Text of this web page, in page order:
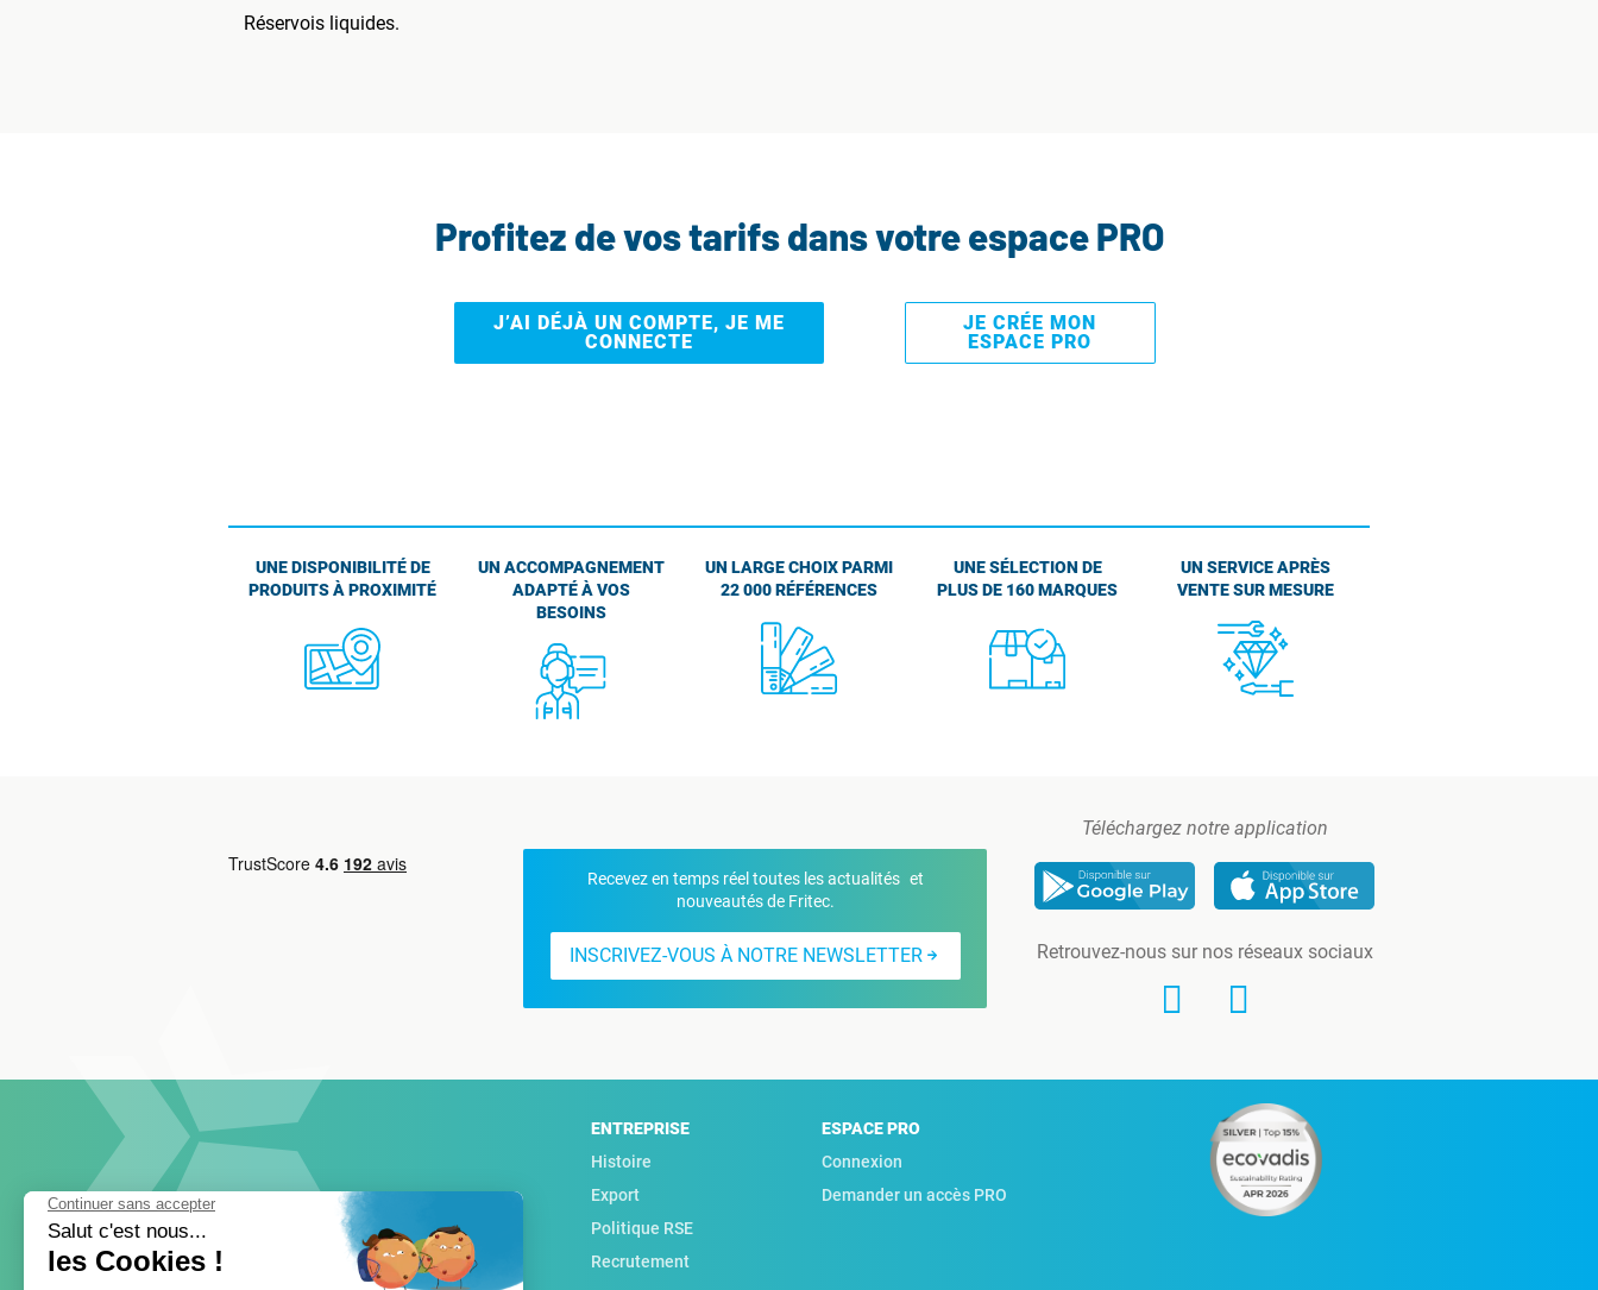
Réservois liquides.
Profitez de vos tarifs dans votre espace PRO
J’AI DÉJÀ UN COMPTE, JE ME
CONNECTE
JE CRÉE MON
ESPACE PRO
UNE DISPONIBILITÉ DE
PRODUITS À PROXIMITÉ
UN ACCOMPAGNEMENT
ADAPTÉ À VOS
BESOINS
UN LARGE CHOIX PARMI
22 000 RÉFÉRENCES
UNE SÉLECTION DE
PLUS DE 160 MARQUES
UN SERVICE APRÈS
VENTE SUR MESURE
Recevez en temps réel toutes les actualités et
nouveautés de Fritec.
INSCRIVEZ-VOUS À NOTRE NEWSLETTER
Téléchargez notre application
Retrouvez-nous sur nos réseaux sociaux
ENTREPRISE
Histoire
Export
Politique RSE
Recrutement
ESPACE PRO
Connexion
Demander un accès PRO